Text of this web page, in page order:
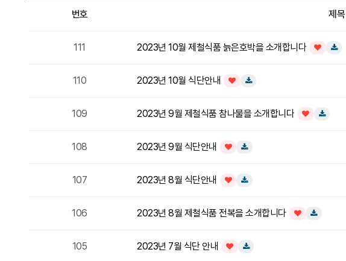
번호 제목
111 2023년 10월 제철식품 늙은호박을 소개합니다
인기글
110 2023년 10월 식단안내
인기글
109 2023년 9월 제철식품 참나물을 소개합니다
인기글
108 2023년 9월 식단안내
인기글
107 2023년 8월 식단안내
인기글
106 2023년 8월 제철식품 전복을 소개합니다
인기글
105 2023년 7월 식단 안내
인기글